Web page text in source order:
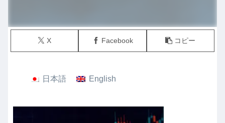
X Facebook コピー
日本語 English